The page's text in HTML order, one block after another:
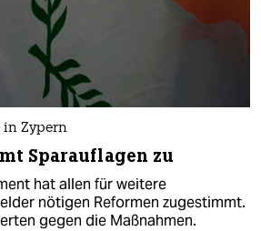
in Zypern
Sparauflagen zu
hat allen für weitere
nötigen Reformen zugestimmt.
gegen die Maßnahmen.